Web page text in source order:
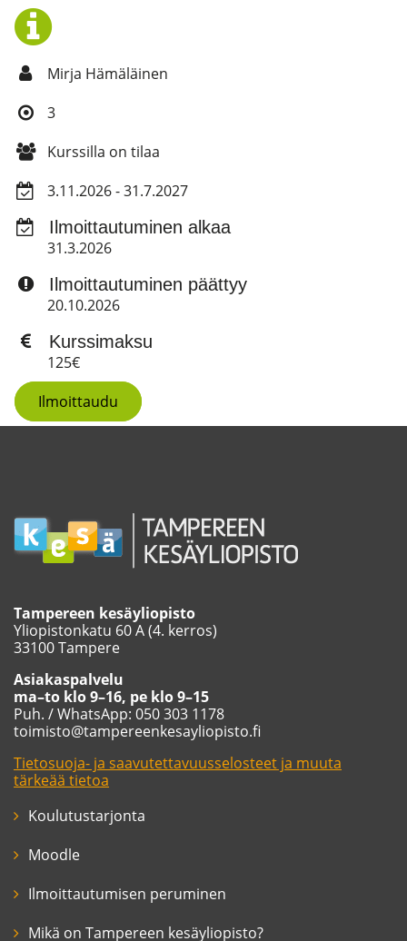
Mirja Hämäläinen
3
Kurssilla on tilaa
3.11.2026 - 31.7.2027
Ilmoittautuminen alkaa
31.3.2026
Ilmoittautuminen päättyy
20.10.2026
Kurssimaksu
125€
Ilmoittaudu
Tampereen kesäyliopisto
Yliopistonkatu 60 A (4. kerros)
33100 Tampere
Asiakaspalvelu
ma–to klo 9–16, pe klo 9–15
Puh. / WhatsApp: 050 303 1178
toimisto@tampereenkesayliopisto.fi
Tietosuoja- ja saavutettavuusselosteet ja muuta
tärkeää tietoa
Koulutustarjonta
Moodle
Ilmoittautumisen peruminen
Mikä on Tampereen kesäyliopisto?